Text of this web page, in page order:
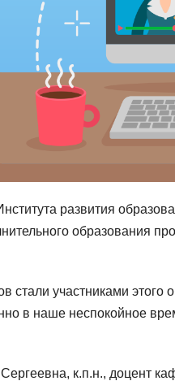
развития
образования
стали участниками этого
в наше неспокойное
к.п.н., доцент